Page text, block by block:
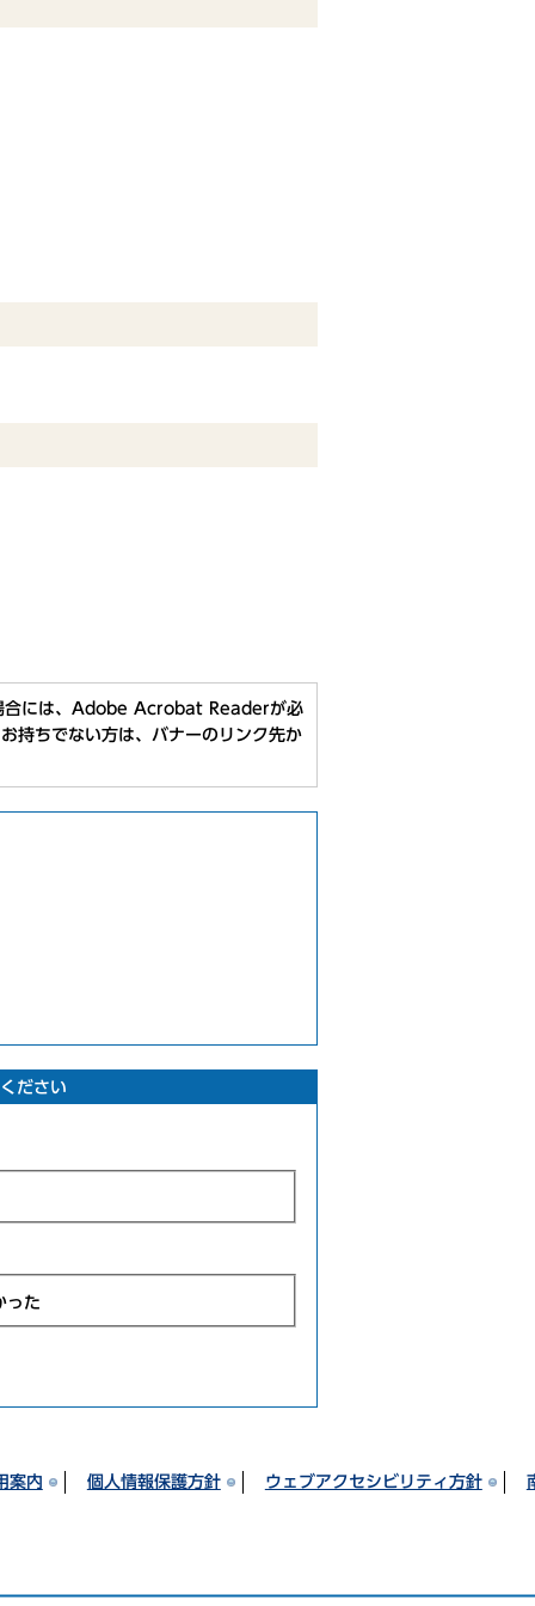
合には、Adobe Acrobat Readerが必
ちでない方は、バナーのリンク先か
ださい
った
案内 個人情報保護方針 ウェブアクセシビリティ方針